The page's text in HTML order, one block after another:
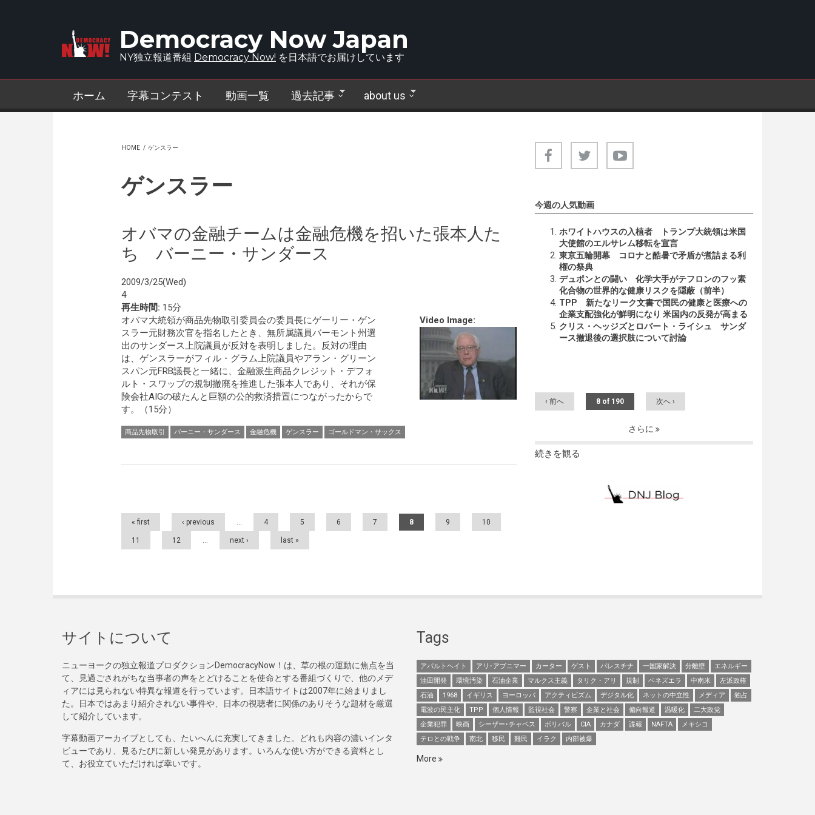
Democracy Now Japan
NY独立報道番組 Democracy Now! を日本語でお届けしています
ホーム 字幕コンテスト 動画一覧 過去記事 about us
HOME / ゲンスラー
ゲンスラー
オバマの金融チームは金融危機を招いた張本人た
ち バーニー・サンダース
2009/3/25(Wed)
4
再生時間: 15分
Video Image:
オバマ大統領が商品先物取引委員会の委員長にゲーリー・ゲン
スラー元財務次官を指名したとき、無所属議員バーモント州選
出のサンダース上院議員が反対を表明しました。反対の理由
は、ゲンスラーがフィル・グラム上院議員やアラン・グリーン
スパン元FRB議長と一緒に、金融派生商品クレジット・デフォ
ルト・スワップの規制撤廃を推進した張本人であり、それが保
険会社AIGの破たんと巨額の公的救済措置につながったからで
す。（15分）
商品先物取引 バーニー・サンダース 金融危機 ゲンスラー ゴールドマン・サックス
Pages
« first ‹ previous … 4 5 6 7 8 9 10
11 12 … next › last »
今週の人気動画
ホワイトハウスの入植者 トランプ大統領は米国
大使館のエルサレム移転を宣言
東京五輪開幕 コロナと酷暑で矛盾が煮詰まる利
権の祭典
デュポンとの闘い 化学大手がテフロンのフッ素
化合物の世界的な健康リスクを隠蔽（前半）
TPP 新たなリーク文書で国民の健康と医療への
企業支配強化が鮮明になり 米国内の反発が高まる
クリス・ヘッジズとロバート・ライシュ サンダ
ース撤退後の選択肢について討論
‹ 前へ 8 of 190 次へ ›
さらに
続きを観る
サイトについて
ニューヨークの独立報道プロダクションDemocracyNow！は、草の根の運動に焦点を当
て、見過ごされがちな当事者の声をとどけることを使命とする番組づくりで、他のメデ
ィアには見られない特異な報道を行っています。日本語サイトは2007年に始まりまし
た。日本ではあまり紹介されない事件や、日本の視聴者に関係のありそうな題材を厳選
して紹介しています。
字幕動画アーカイブとしても、たいへんに充実してきました。どれも内容の濃いインタ
ビューであり、見るたびに新しい発見があります。いろんな使い方ができる資料とし
て、お役立ていただければ幸いです。
Tags
アパルトヘイト アリ･アブニマー カーター ゲスト パレスチナ 一国家解決 分離壁
エネルギー
油田開発
環境汚染 石油企業 マルクス主義 タリク・アリ 規制 ベネズエラ 中南米
左派政権
石油
1968 イギリス ヨーロッパ アクティビズム デジタル化 ネットの中立性 メディア
独占
電波の民主化
TPP 個人情報 監視社会 警察 企業と社会 偏向報道 温暖化
二大政党
企業犯罪
映画 シーザー･チャベス ボリバル CIA カナダ 諜報 NAFTA
メキシコ
テロとの戦争
南北 移民 難民 イラク 内部被爆
More